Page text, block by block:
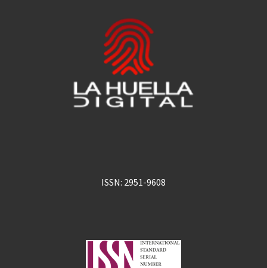
ISSN: 2951-9608